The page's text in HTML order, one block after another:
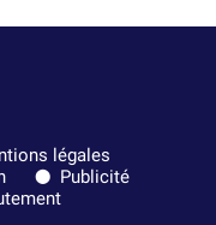
légales
Publicité